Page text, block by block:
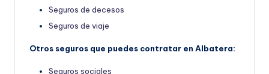
Seguros de decesos
Seguros de viaje
Otros seguros que puedes contratar en Albatera:
Seguros sociales